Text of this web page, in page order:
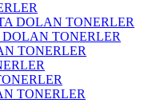
DOLAN TONERLER
TONERLER
TONERLER
TONERLER